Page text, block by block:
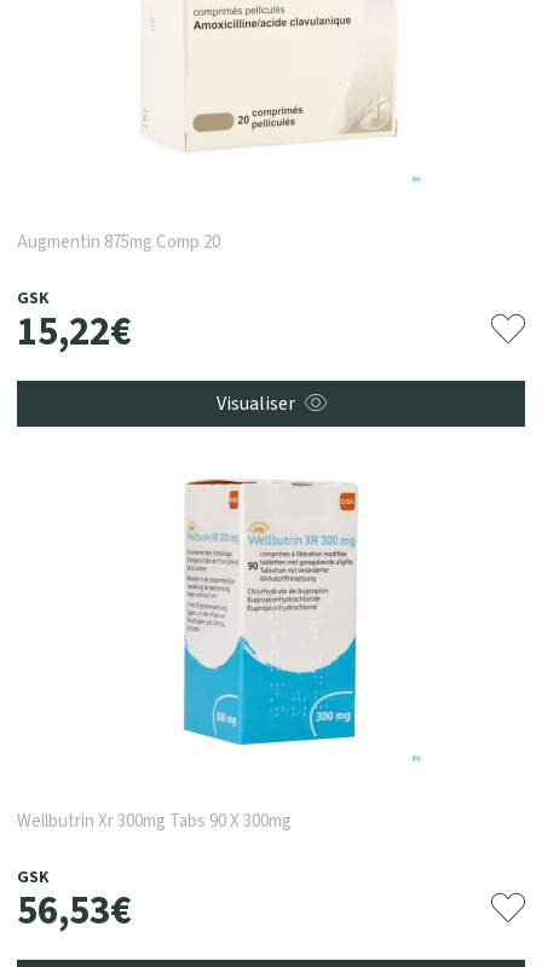
Augmentin 875mg Comp 20
GSK
15,22€
Visualiser
Wellbutrin Xr 300mg Tabs 90 X 300mg
GSK
56,53€